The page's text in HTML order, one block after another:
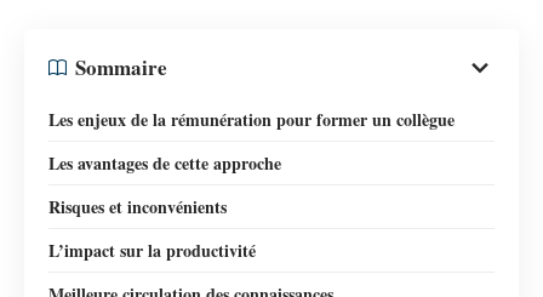
Sommaire
Les enjeux de la rémunération pour former un collègue
Les avantages de cette approche
Risques et inconvénients
L’impact sur la productivité